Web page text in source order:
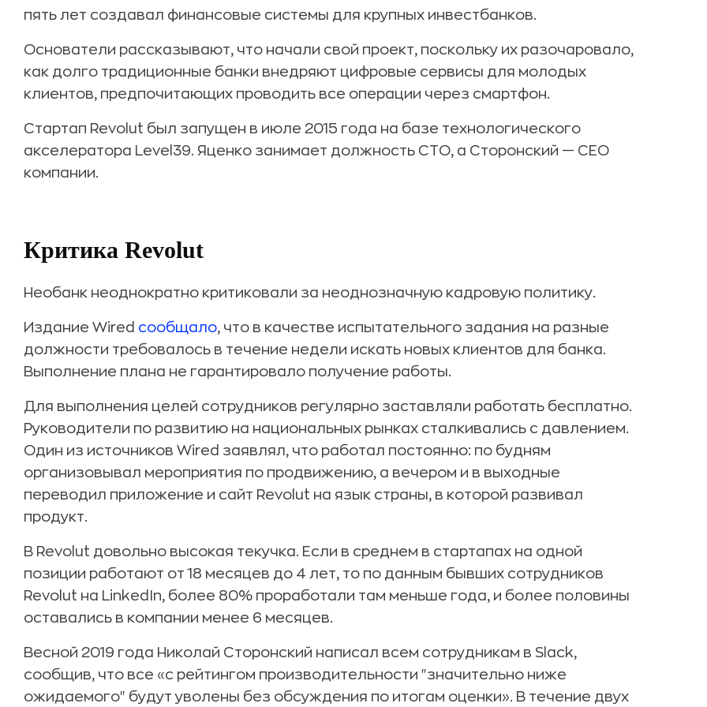
пять лет создавал финансовые системы для крупных инвестбанков.
Основатели рассказывают, что начали свой проект, поскольку их разочаровало,
как долго традиционные банки внедряют цифровые сервисы для молодых
клиентов, предпочитающих проводить все операции через смартфон.
Стартап Revolut был запущен в июле 2015 года на базе технологического
акселератора Level39. Яценко занимает должность CTO, а Сторонский — CEO
компании.
Критика Revolut
Необанк неоднократно критиковали за неоднозначную кадровую политику.
Издание Wired сообщало, что в качестве испытательного задания на разные
должности требовалось в течение недели искать новых клиентов для банка.
Выполнение плана не гарантировало получение работы.
Для выполнения целей сотрудников регулярно заставляли работать бесплатно.
Руководители по развитию на национальных рынках сталкивались с давлением.
Один из источников Wired заявлял, что работал постоянно: по будням
организовывал мероприятия по продвижению, а вечером и в выходные
переводил приложение и сайт Revolut на язык страны, в которой развивал
продукт.
В Revolut довольно высокая текучка. Если в среднем в стартапах на одной
позиции работают от 18 месяцев до 4 лет, то по данным бывших сотрудников
Revolut на LinkedIn, более 80% проработали там меньше года, и более половины
оставались в компании менее 6 месяцев.
Весной 2019 года Николай Сторонский написал всем сотрудникам в Slack,
сообщив, что все «с рейтингом производительности "значительно ниже
ожидаемого" будут уволены без обсуждения по итогам оценки». В течение двух